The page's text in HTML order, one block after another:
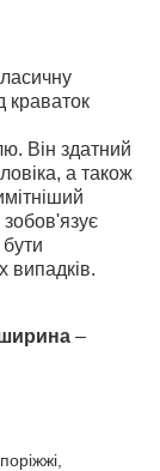
краваток
Він здатний
а також
випадків.
–